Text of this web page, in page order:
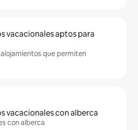
vacacionales aptos para
que permiten
vacacionales con alberca
con alberca